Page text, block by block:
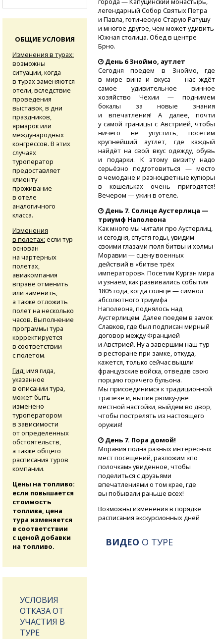
легендарный Собор Святых Петра
и Павла, готическую Старую Ратушу
и многое другое, чем может удивить
Южная столица. Обед в центре
Брно.
День 6 Зноймо, аутлет
Сегодня поедем в Зноймо, где
в мире вина и вкуса — нас ждёт
самое удивительное винное
хозяйство Чехии — поднимем
бокалы за новые знания
и впечатления! А далее, почти
у самой границы с Австрией, чтобы
ничего не упустить, посетим
крупнейший аутлет, где каждый
найдёт на свой вкус одежду, обувь
и подарки. К этому визиту надо
серьёзно подготовиться — место
в чемодане и разноцветные купюры
в кошельках очень пригодятся!
Вечером — ужин в отеле.
День 7. Солнце Аустерлица —
триумф Наполеона
Как много мы читали про Аустерлиц,
и сегодня, спустя годы, увидим
своими глазами поля битвы и холмы
Моравии — сцену военных
действий в «битве трёх
императоров». Посетим Курган мира
и узнаем, как развивались события
1805 года, когда солнце — символ
абсолютного триумфа
Наполеона, поднялось над
Аустерлицем. Далее поедем в замок
Славков, где был подписан мирный
договор между Францией
и Австрией. Ну а завершим наш тур
в ресторане при замке, откуда,
кажется, только сейчас вышли
французские войска, отведав свою
порцию горячего бульона.
Мы присоединимся к традиционной
трапезе и, выпив рюмку-две
местной настойки, выйдем во двор,
чтобы пострелять из настоящего
оружия!
День 7. Пора домой!
Моравия полна разных интересных
мест посещений, разложим «по
полочкам» увиденное, чтобы
поделиться с друзьями
впечатлениями о том крае, где
вы побывали раньше всех!
Возможны изменения в порядке
расписания экскурсионных дней
ВИДЕО О ТУРЕ
ОБЩИЕ УСЛОВИЯ
Изменения в турах:
возможны
ситуации, когда
в турах заменяются
отели, вследствие
проведения
выставок, в дни
праздников,
ярмарок или
международных
конгрессов. В этих
случаях
туроператор
предоставляет
клиенту
проживание
в отеле
аналогичного
класса.
Изменения
в полетах: если тур
основан
на чартерных
полетах,
авиакомпания
вправе отменить
или заменить,
а также отложить
полет на несколько
часов. Выполнение
программы тура
корректируется
в соответствии
с полетом.
Гид: имя гида,
указанное
в описании тура,
может быть
изменено
туроператором
в зависимости
от определенных
обстоятельств,
а также общего
расписания туров
компании.
Цены на топливо:
если повышается
стоимость
топлива, цена
тура изменяется
в соответствии
с ценой добавки
на топливо.
УСЛОВИЯ
ОТКАЗА ОТ
УЧАСТИЯ В
ТУРЕ